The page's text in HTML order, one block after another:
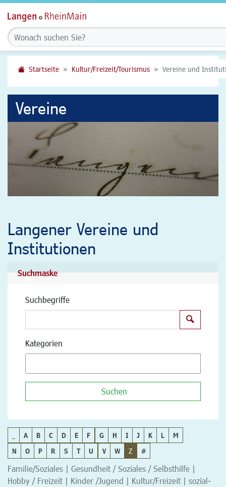
Startseite Kultur/Freizeit/Tourismus Vereine und
Vereine
Langener Vereine und
Institutionen
Suchmaske
Suchbegriffe
Kategorien
Suchen
A B C D E F G H I J K L
M
N
O P R S T U V W Z #
Familie/Soziales | Gesundheit / Soziales / Selbsthilfe |
Hobby / Freizeit | Kinder /Jugend | Kultur/Freizeit | sozial-